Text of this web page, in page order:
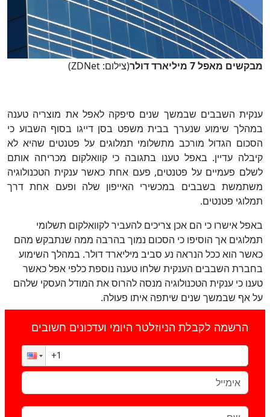
מבקשים מאפל 7 מיליארד דולר (צילום: ZDNet)
ענקית השבבים שבמשך שנים סיפקה לאפל את מוצריה טענה
במהלך שימוע שנערך בבית משפט בסן דייגו בסוף השבוע כי
הסכום הגדול מורכב מתשלומי תמלוגים על פטנטים שהיא לא
קיבלה עדיין. באפל טענו בתגובה כי קוואלקום מכריחה אותם
לשלם פעמיים על פטנטים, פעם אחת כאשר ענקית הטכנולוגיה
משתמשת בשבבים במכשירי האייפון שלה ופעם אחת דרך
תמלוגי פטנטים.
באפל אישרו כי הם אכן צריכים להעביר לקוואלקום תשלומי
תמלוגים אך הוסיפו כי הסכום נמוך בהרבה ממה שנתבקש מהם
כאשר הוא ככל הנראה נע סביב מיליארד דולר. במהלך השימוע
בחברת השבבים הענקית שלחו טענה נוספת כלפי אפל כאשר
טענו כי ענקית הטכנולוגיה מנסה להרוס את המודל העסקי שלהם
על אף שבמשך שנים שיתפה איתו פעולה.
הרשמה לקבלת הניוזלטר היומי ועדכונים חשובים